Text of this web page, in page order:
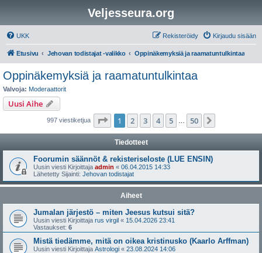
Veljesseura.org
UKK Kirjaudu sisään
Rekisteröidy
Etusivu Jehovan todistajat -valikko Oppinäkemyksiä ja raamatuntulkintaa
Oppinäkemyksiä ja raamatuntulkintaa
Valvoja: Moderaattorit
Uusi Aihe
997 viestiketjua Sivu /50
1 2 3 4 5 50
Tiedotteet
Foorumin säännöt & rekisteriseloste (LUE ENSIN)
Uusin viesti Kirjoittaja admin « 06.04.2015 14:33
Lähetetty Sijainti: Jehovan todistajat
Aiheet
Jumalan järjestö – miten Jeesus kutsui sitä?
Uusin viesti Kirjoittaja rus virgil « 15.04.2026 23:41
Vastaukset: 6
Mistä tiedämme, mitä on oikea kristinusko (Kaarlo Arffman)
Uusin viesti Kirjoittaja Astrologi « 23.08.2024 14:06